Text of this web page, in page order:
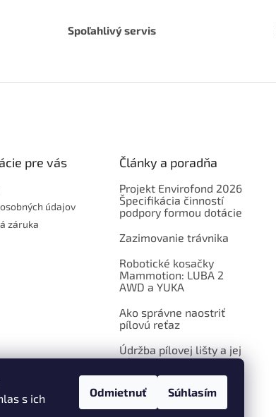
s ich
Odmietnuť Súhlasím
d
a
e
Spoľahlivý servis
pre vás
údajov
záruka
Články a poradňa
Projekt Envirofond 2026
Špecifikácia činností
podpory formou dotácie
Zazimovanie trávnika
Robotické kosačky
Mammotion: LUBA 2
AWD a YUKA
Ako správne naostriť
pílovú reťaz
Údržba pílovej lišty a jej
výmena
ARCHÍV